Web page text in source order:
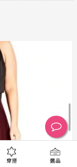
穿搭 選品